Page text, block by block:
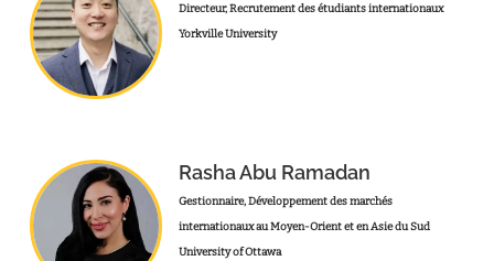
Directeur, Recrutement des étudiants internationaux
Yorkville University
Rasha Abu Ramadan
Gestionnaire, Développement des marchés
internationaux au Moyen-Orient et en Asie du Sud
University of Ottawa